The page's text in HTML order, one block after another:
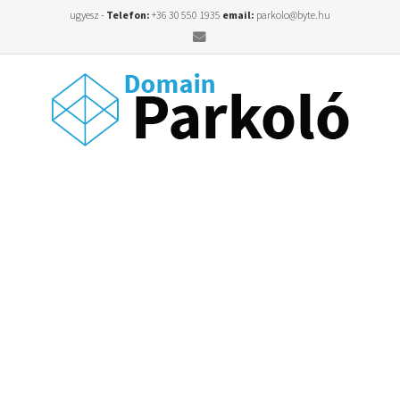
ugyesz - Telefon: +36 30 550 1935 email: parkolo@byte.hu
Email